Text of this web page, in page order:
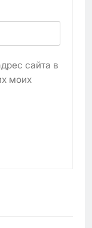
сайта в
моих